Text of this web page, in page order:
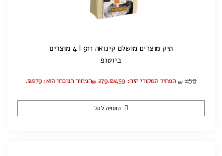
תיק מוצרים מושלם קינואה 911 | 4 מוצרים
ביוטופ
₪ 459 המחיר המקורי היה: ₪459. ₪ 279 המחיר הנוכחי הוא: ₪279.
הוספה לסל